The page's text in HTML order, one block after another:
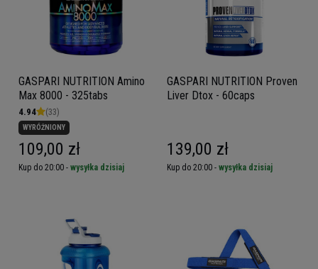
GASPARI NUTRITION Amino
Max 8000 - 325tabs
4.94 (33)
WYRÓŻNIONY
109,00 zł
Kup do 20:00 - wysyłka dzisiaj
GASPARI NUTRITION Proven
Liver Dtox - 60caps
139,00 zł
Kup do 20:00 - wysyłka dzisiaj